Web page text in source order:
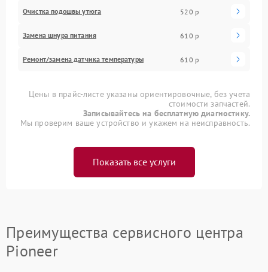
Очистка подошвы утюга 520 р
Замена шнура питания 610 р
Ремонт/замена датчика температуры 610 р
Цены в прайс-листе указаны ориентировочные, без учета
стоимости запчастей.
Записывайтесь на бесплатную диагностику.
Мы проверим ваше устройство и укажем на неисправность.
Показать все услуги
Преимущества сервисного центра
Pioneer